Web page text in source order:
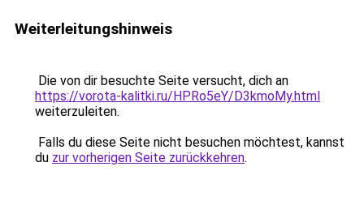
Weiterleitungshinweis
Die von dir besuchte Seite versucht, dich an
https://vorota-kalitki.ru/HPRo5eY/D3kmoMy.html
weiterzuleiten.
Falls du diese Seite nicht besuchen möchtest, kannst
du zur vorherigen Seite zurückkehren.